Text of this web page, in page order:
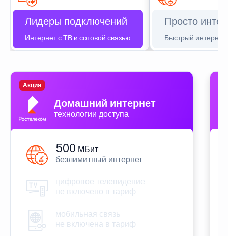
Лидеры подключений
Интернет с ТВ и сотовой связью
Просто
Быстрый интернет
Домашний интернет
технологии доступа
Акция
500 МБит
безлимитный интернет
цифровое телевидение
не включено в тариф
мобильная связь
не включена в тариф